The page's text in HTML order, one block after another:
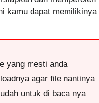
kamu dapat memilikinya
yang mesti anda
agar file nantinya
untuk di baca nya